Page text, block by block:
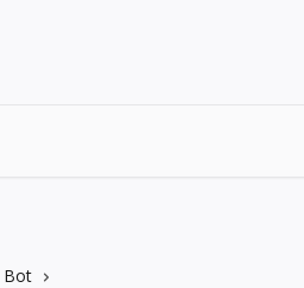
Bot